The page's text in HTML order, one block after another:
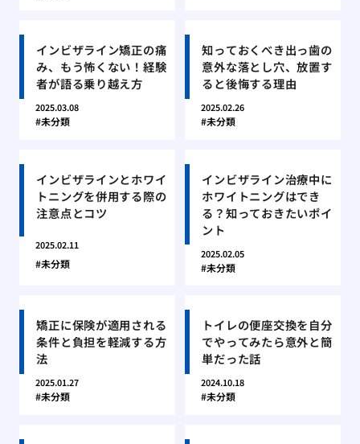
インビザライン矯正の痛
み、もう怖くない！経験
者が語る乗り越え方
2025.03.08
未分類
知っておくべき出っ歯の
意外な落とし穴、放置す
ると後悔する理由
2025.02.26
未分類
インビザラインとホワイ
トニングを併用する際の
注意点とコツ
2025.02.11
未分類
インビザライン治療中に
ホワイトニングはでき
る？知っておきたいポイ
ント
2025.02.05
未分類
矯正に保険が適用される
条件と負担を軽減する方
法
2025.01.27
未分類
トイレの便座交換を自分
でやってみたら意外と簡
単だった話
2024.10.18
未分類